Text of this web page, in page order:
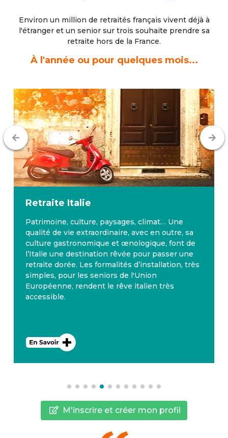
Environ un million de retraités français vivent déjà à
l'étrangeret un senior sur trois souhaite prendre sa
retraite hors de la France.
À l'année ou pour quelques mois...
Retraite
Malte bénéficie d’un climat avantageux toute
l’année, avec 300 jours d’ensoleillement par an.
La Valette à Malte, où plusieurs nationalités se
côtoient, apparaît dans les premiers rangs des
pays où il fait bon y passer sa retraite. D’ailleurs
Malte dispose également d’un système de
santé performant. L’anglais est la deuxième
langue nationale.
M'inscrire et créer mon profil